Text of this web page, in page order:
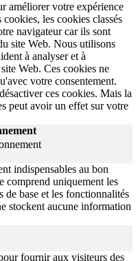
améliorer votre expérience
les cookies classés
navigateur car ils sont
site Web. Nous utilisons
à analyser et à
Web. Ces cookies ne
votre consentement.
ces cookies. Mais la
peut avoir un effet sur votre
indispensables au bon
comprend uniquement les
de base et les fonctionnalités
stockent aucune information
fournir aux visiteurs des